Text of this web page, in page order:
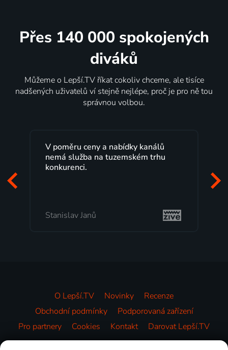
Přes 140 000 spokojených
diváků
Můžeme o Lepší.TV říkat cokoliv chceme, ale tisíce
nadšených uživatelů ví stejně nejlépe, proč je pro ně tou
správnou volbou.
Lepší.TV sleduji už několik let s
maximální spokojeností. Velký výběr
začátek programu, to je přesně to, co
Milada Tomešová
O Lepší.TV Novinky
Recenze
Obchodní podmínky
Podporovaná zařízení
Pro partnery
Cookies Kontakt Darovat Lepší.TV